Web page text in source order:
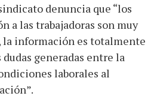
denuncia que “los
a las trabajadoras son muy
la información es totalmente
generadas entre la
laborales al